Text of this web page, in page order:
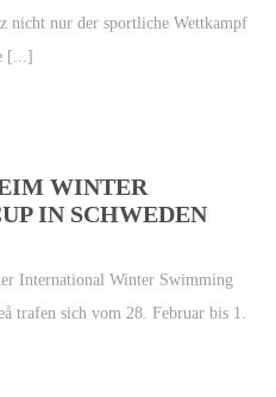
nicht nur der sportliche Wettkampf
[...]
WINTER
IN SCHWEDEN
International Winter Swimming
trafen sich vom 28. Februar bis 1.